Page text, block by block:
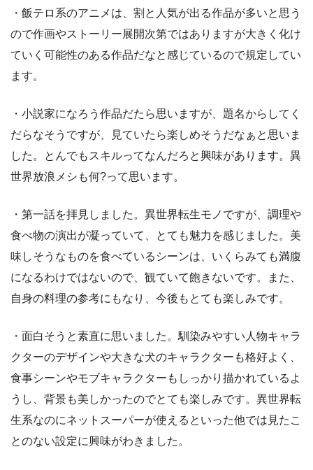
・飯テロ系のアニメは、割と人気が出る作品が多いと思う
ので作画やストーリー展開次第ではありますが大きく化け
ていく可能性のある作品だなと感じているので規定してい
ます。
・小説家になろう作品だたら思いますが、題名からしてく
だらなそうですが、見ていたら楽しめそうだなぁと思いま
した。とんでもスキルってなんだろと興味があります。異
世界放浪メシも何?って思います。
・第一話を拝見しました。異世界転生モノですが、調理や
食べ物の演出が凝っていて、とても魅力を感じました。美
味しそうなものを食べているシーンは、いくらみても満腹
になるわけではないので、観ていて飽きないです。また、
自身の料理の参考にもなり、今後もとても楽しみです。
・面白そうと素直に思いました。馴染みやすい人物キャラ
クターのデザインや大きな犬のキャラクターも格好よく、
食事シーンやモブキャラクターもしっかり描かれているよ
うし、背景も美しかったのでとても楽しみです。異世界転
生系なのにネットスーパーが使えるといった他では見たこ
とのない設定に興味がわきました。